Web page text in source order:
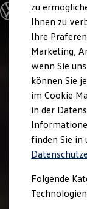
Modelle und
Modelle
SUV und
Kombis
Schnell
Angebote
Aktuelle
E-Auto-
zu
Ihnen zu
Ihre
Marketing,
wenn Sie
können Sie
im Cookie
in der
finden Sie in
Folgende